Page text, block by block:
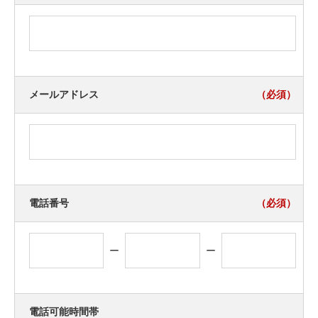
メールアドレス （必須）
電話番号 （必須）
ー ー
電話可能時間帯